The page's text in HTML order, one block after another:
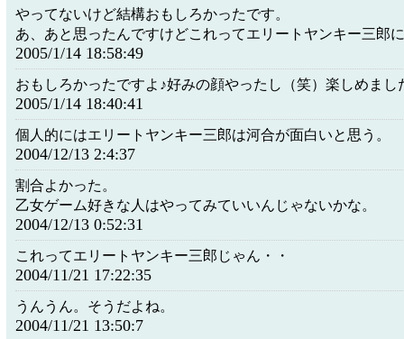
やってないけど結構おもしろかったです。
あ、あと思ったんですけどこれってエリートヤンキー三郎
2005/1/14 18:58:49
おもしろかったですよ♪好みの顔やったし（笑）楽しめま
2005/1/14 18:40:41
個人的にはエリートヤンキー三郎は河合が面白いと思う。
2004/12/13 2:4:37
割合よかった。
乙女ゲーム好きな人はやってみていいんじゃないかな。
2004/12/13 0:52:31
これってエリートヤンキー三郎じゃん・・
2004/11/21 17:22:35
うんうん。そうだよね。
2004/11/21 13:50:7